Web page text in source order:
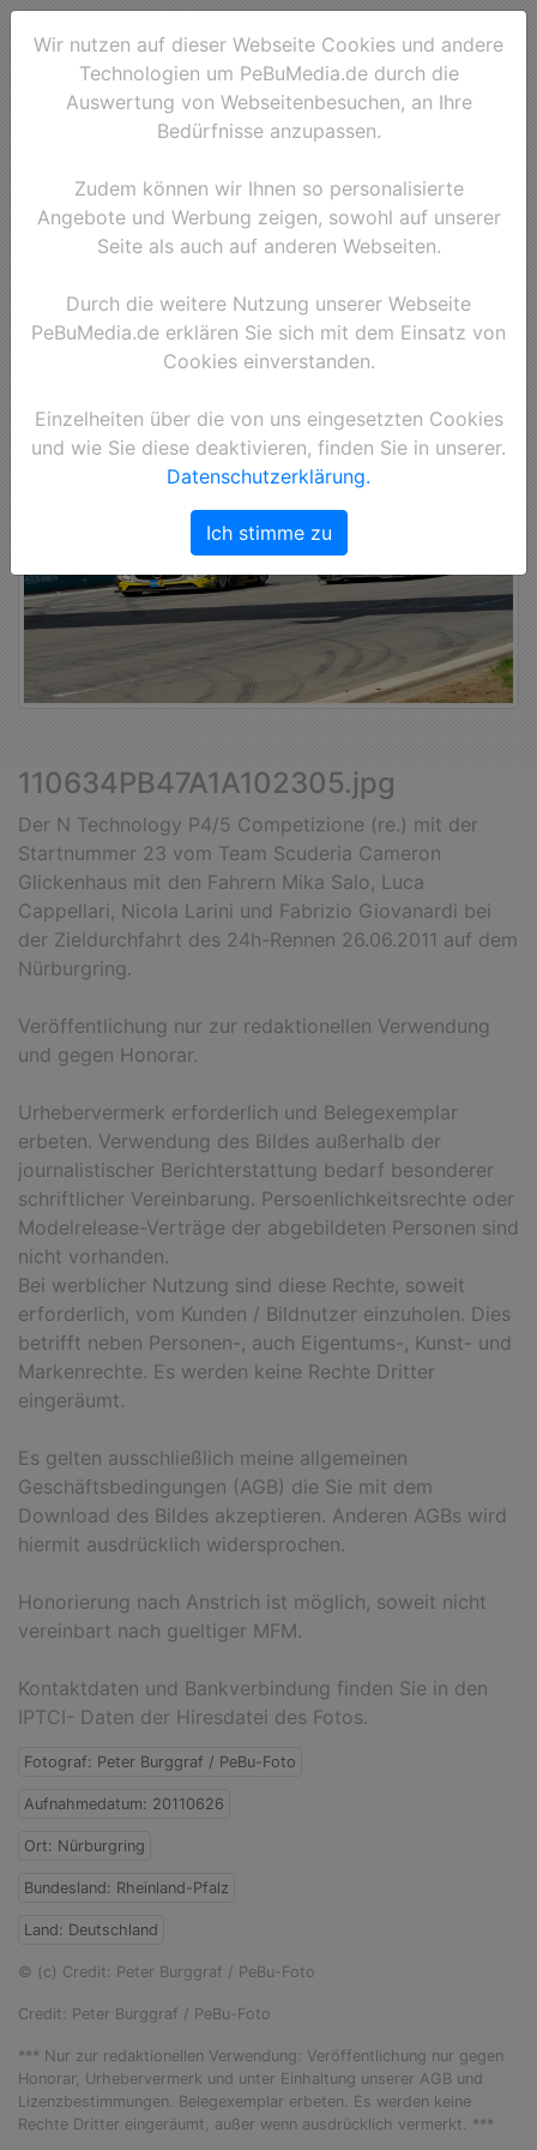
110634PB47A1A102305.jpg
Der N Technology P4/5 Competizione (re.) mit der
Startnummer 23 vom Team Scuderia Cameron
Glickenhaus mit den Fahrern Mika Salo, Luca
Cappellari, Nicola Larini und Fabrizio Giovanardi bei
der Zieldurchfahrt des 24h-Rennen 26.06.2011 auf dem
Nürburgring.
Veröffentlichung nur zur redaktionellen Verwendung
und gegen Honorar.
Urhebervermerk erforderlich und Belegexemplar
erbeten. Verwendung des Bildes außerhalb der
journalistischer Berichterstattung bedarf besonderer
schriftlicher Vereinbarung. Persoenlichkeitsrechte oder
Modelrelease-Verträge der abgebildeten Personen sind
nicht vorhanden.
Bei werblicher Nutzung sind diese Rechte, soweit
erforderlich, vom Kunden / Bildnutzer einzuholen. Dies
betrifft neben Personen-, auch Eigentums-, Kunst- und
Markenrechte. Es werden keine Rechte Dritter
eingeräumt.
Es gelten ausschließlich meine allgemeinen
Geschäftsbedingungen (AGB) die Sie mit dem
Download des Bildes akzeptieren. Anderen AGBs wird
hiermit ausdrücklich widersprochen.
Honorierung nach Anstrich ist möglich, soweit nicht
vereinbart nach gueltiger MFM.
Kontaktdaten und Bankverbindung finden Sie in den
IPTCI- Daten der Hiresdatei des Fotos.
Fotograf: Peter Burggraf / PeBu-Foto
Aufnahmedatum: 20110626
Ort: Nürburgring
Bundesland: Rheinland-Pfalz
Land: Deutschland
© (c) Credit: Peter Burggraf / PeBu-Foto
Credit: Peter Burggraf / PeBu-Foto
*** Nur zur redaktionellen Verwendung: Veröffentlichung nur gegen
Honorar, Urhebervermerk und unter Einhaltung unserer AGB und
Lizenzbestimmungen. Belegexemplar erbeten. Es werden keine
Rechte Dritter eingeräumt, außer wenn ausdrücklich vermerkt. ***
Wir nutzen auf dieser Webseite Cookies und andere
Technologien um PeBuMedia.de durch die
Auswertung von Webseitenbesuchen, an Ihre
Bedürfnisse anzupassen.
Zudem können wir Ihnen so personalisierte
Angebote und Werbung zeigen, sowohl auf unserer
Seite als auch auf anderen Webseiten.
Durch die weitere Nutzung unserer Webseite
PeBuMedia.de erklären Sie sich mit dem Einsatz von
Cookies einverstanden.
Einzelheiten über die von uns eingesetzten Cookies
und wie Sie diese deaktivieren, finden Sie in unserer.
Datenschutzerklärung.
Ich stimme zu